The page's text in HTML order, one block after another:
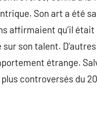
Son art a été
affirmaient qu’il
son talent.
étrange.
controversés du